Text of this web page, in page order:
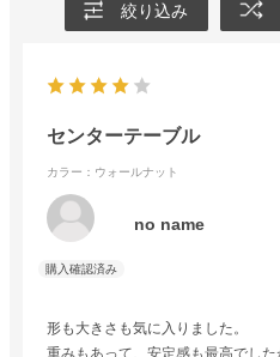
絞り込み
センターテーブル
カラー：ウォールナット
no name
形も大きさも気に入りました。
重みもあって、安定感も最高でした